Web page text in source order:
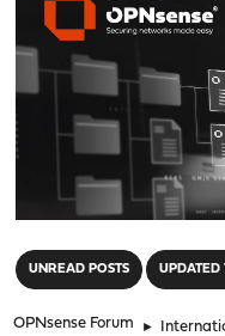
UNREAD POSTS UPDATED
OPNsense Forum ►